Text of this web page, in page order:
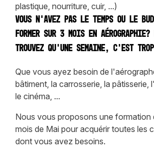
plastique, nourriture, cuir, ...)
Vous n'avez pas le temps ou le
former sur 3 mois en aérographie?
trouvez qu'une semaine, c'est
Que vous ayez besoin de
bâtiment, la carrosserie, la pâtisserie,
le cinéma, ...
Nous vous proposons une formation
mois de Mai pour acquérir toutes les
dont vous avez besoins.